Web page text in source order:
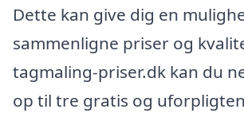
Dette kan give dig en
sammenligne priser og
tagmaling-priser.dk kan du
op til tre gratis og